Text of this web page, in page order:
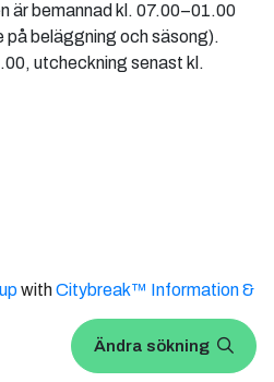
är bemannad kl. 07.00–01.00
på beläggning och säsong).
utcheckning senast kl.
Ändra sökning
withCitybreak™ Information &
WEBX CMS